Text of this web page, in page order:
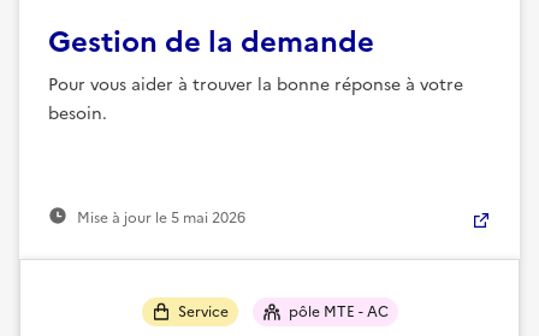
Gestion de la demande
Pour vous aider à trouver la bonne réponse à votre
besoin.
Mise à jour le5 mai 2026
Service pôle MTE - AC